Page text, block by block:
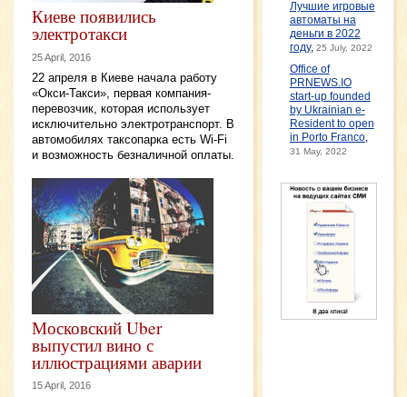
Киеве появились
электротакси
25 April, 2016
22 апреля в Киеве начала работу
«Окси-Такси», первая компания-
перевозчик, которая использует
исключительно электротранспорт. В
автомобилях таксопарка есть Wi-Fi
и возможность безналичной оплаты.
Московский Uber
выпустил вино с
иллюстрациями аварии
15 April, 2016
Лучшие игровые
автоматы на
деньги в 2022
году, 25 July, 2022
Office of
PRNEWS.IO
start-up founded
by Ukrainian e-
Resident to open
in Porto Franco,
31 May, 2022